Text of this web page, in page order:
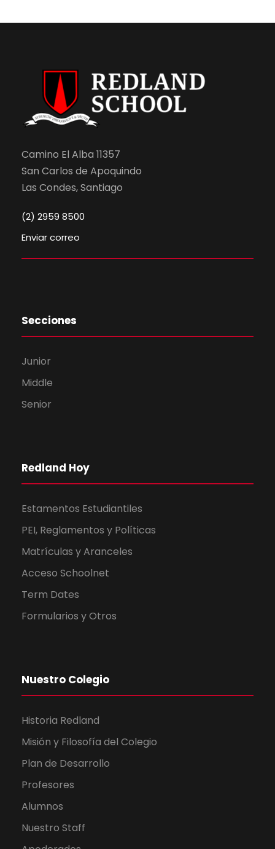
Camino El Alba 11357
San Carlos de Apoquindo
Las Condes, Santiago
(2) 2959 8500
Enviar correo
Secciones
Junior
Middle
Senior
Redland Hoy
Estamentos Estudiantiles
PEI, Reglamentos y Políticas
Matrículas y Aranceles
Acceso Schoolnet
Term Dates
Formularios y Otros
Nuestro Colegio
Historia Redland
Misión y Filosofía del Colegio
Plan de Desarrollo
Profesores
Alumnos
Nuestro Staff